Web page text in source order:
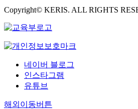
Copyright© KERIS. ALL RIGHTS
네이버 블로그
인스타그램
유튜브
해외이동버튼